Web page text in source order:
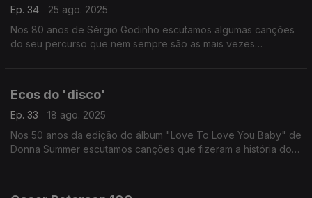
Ep. 34
25 ago. 2025
Nos 80 anos de Sérgio Godinho escutamos algumas canções
do seu percurso que nem sempre são as mais vezes
Ecos do 'disco'
Ep. 33
18 ago. 2025
Nos 50 anos da edição do álbum "Love To Love You Baby" de
Donna Summer escutamos canções que fizeram a história do